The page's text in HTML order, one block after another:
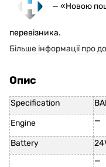
— «Новою
перевізника.
Більше інформації про
Опис
Specification
Engine
Battery